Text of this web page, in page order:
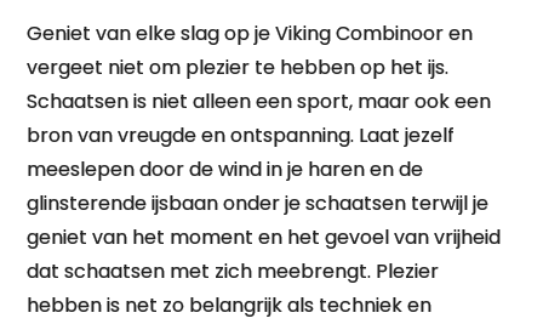
Geniet van elke slag op je Viking Combinoor en
vergeet niet om plezier te hebben op het ijs.
Schaatsen is niet alleen een sport, maar ook een
bron van vreugde en ontspanning. Laat jezelf
meeslepen door de wind in je haren en de
glinsterende ijsbaan onder je schaatsen terwijl je
geniet van het moment en het gevoel van vrijheid
dat schaatsen met zich meebrengt. Plezier
hebben is net zo belangrijk als techniek en